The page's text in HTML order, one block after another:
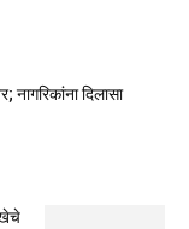
नागरिकांना दिलासा